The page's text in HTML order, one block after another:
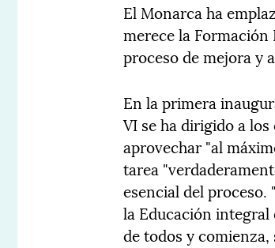
El Monarca ha
merece la
proceso de mejora y
En la primera
VI se ha dirigido a
aprovechar "al
tarea
esencial del
la Educación
de todos y